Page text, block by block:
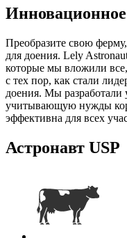
Преобразите свою
для доения. Lely
которые мы вложили
с тех пор, как стали
доения. Мы
учитывающую нужды
эффективна для всех
Астронавт USP